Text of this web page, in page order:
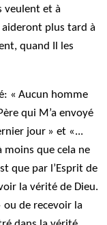
veulent et à
aideront plus tard à
quand Il les
« Aucun homme
qui M’a envoyé
jour » et «...
que cela ne
que par l’Esprit de
la vérité de Dieu.
ou de recevoir la